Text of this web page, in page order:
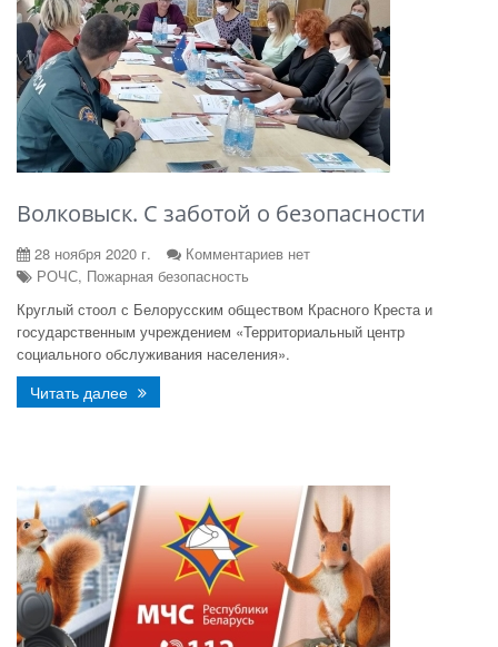
Волковыск. С заботой о безопасности
28 ноября 2020 г.
Комментариев нет
РОЧС, Пожарная безопасность
Круглый стоол с Белорусским обществом Красного Креста и
государственным учреждением «Территориальный центр
социального обслуживания населения».
Читать далее